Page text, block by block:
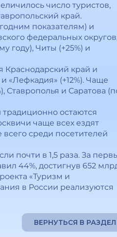
число туристов,
край.
показателям) и
федеральных
году), Читы (+25%) и
Краснодарский край и
«Лефкадия» (+12%). Чаще
Ставрополья и Саратова
остаются
чаще всех ездят
среди посетителей
почти в 1,5 раза. За
44%, достигнув 652
«Туризм и
в России реализуются
ВЕРНУТЬСЯ В РАЗДЕЛ